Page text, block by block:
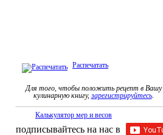
Распечатать
Для того, чтобы положить рецепт в Вашу
кулинарную книгу, зарегистрируйтесь.
Калькулятор мер и весов
подписывайтесь на нас в